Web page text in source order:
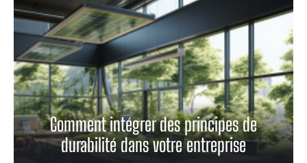
Comment intégrer des principes de
durabilité dans votre entreprise